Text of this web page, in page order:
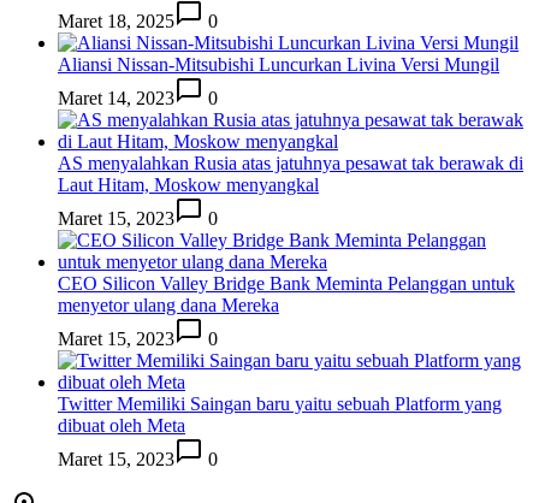
Maret 18, 2025
0
Aliansi Nissan-Mitsubishi Luncurkan Livina Versi Mungil
Maret 14, 2023
0
AS menyalahkan Rusia atas jatuhnya pesawat tak berawak di
Laut Hitam, Moskow menyangkal
Maret 15, 2023
0
CEO Silicon Valley Bridge Bank Meminta Pelanggan untuk
menyetor ulang dana Mereka
Maret 15, 2023
0
Twitter Memiliki Saingan baru yaitu sebuah Platform yang
dibuat oleh Meta
Maret 15, 2023
0